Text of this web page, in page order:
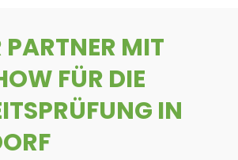
PARTNER MIT
FÜR DIE
IN